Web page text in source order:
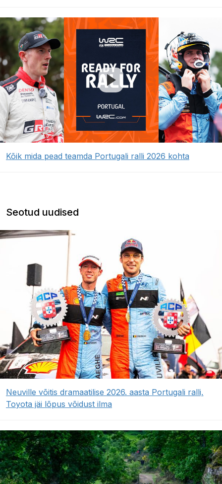
Kõik mida pead teamda Portugali ralli 2026 kohta
Seotud uudised
Neuville võitis dramaatilise 2026. aasta Portugali ralli,
Toyota jäi lõpus võidust ilma